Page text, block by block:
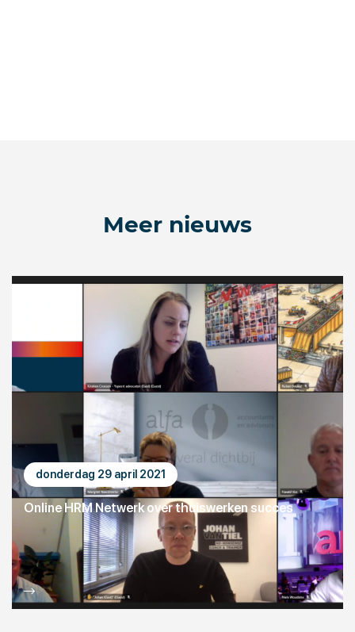
Meer nieuws
donderdag 29 april 2021
Online HRM Netwerk over thuiswerken succes